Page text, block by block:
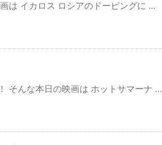
は イカロス ロシアのドーピングに ...
そんな本日の映画は ホットサマーナ ...